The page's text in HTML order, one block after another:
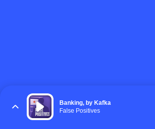
Banking, by Kafka
False Positives